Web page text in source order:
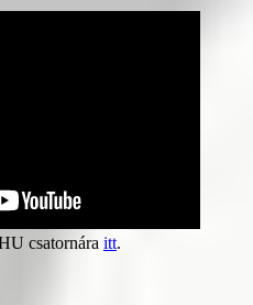
csatornára itt.